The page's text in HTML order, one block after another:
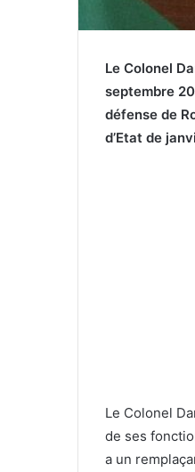
Le Colonel
septembre
défense de
d’Etat de
Le Colonel
de ses
a un